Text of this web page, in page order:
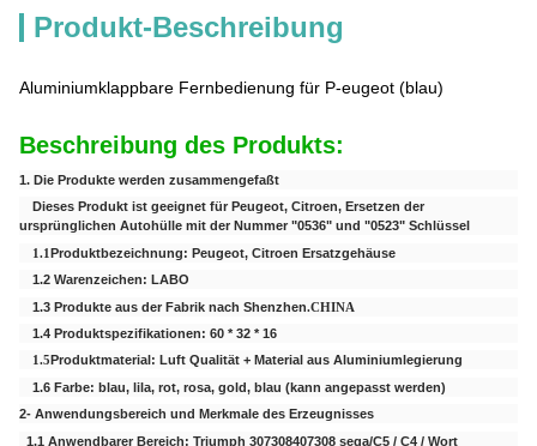
Produkt-Beschreibung
Aluminiumklappbare Fernbedienung für P-eugeot (blau)
Beschreibung des Produkts:
1. Die Produkte werden zusammengefaßt
Dieses Produkt ist geeignet für Peugeot, Citroen, Ersetzen der
ursprünglichen Autohülle mit der Nummer "0536" und "0523" Schlüssel
1.1Produktbezeichnung: Peugeot, Citroen Ersatzgehäuse
1.2 Warenzeichen: LABO
1.3 Produkte aus der Fabrik nach Shenzhen.CHINA
1.4 Produktspezifikationen: 60 * 32 * 16
1.5 Produktmaterial: Luft Qualität + Material aus Aluminiumlegierung
1.6 Farbe: blau, lila, rot, rosa, gold, blau (kann angepasst werden)
2- Anwendungsbereich und Merkmale des Erzeugnisses
1.1 Anwendbarer Bereich: Triumph 307308407308 sega/C5 / C4 / Wort